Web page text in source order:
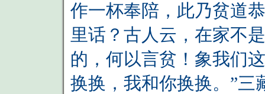
作一杯奉陪，此乃贫道
里话？古人云，在家不
的，何以言贫！象我们
换换，我和你换换。”三